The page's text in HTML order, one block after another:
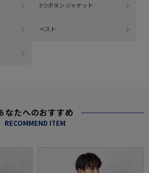
3つボタン ジャケット
ベスト
なたへのおすすめ
RECOMMEND ITEM